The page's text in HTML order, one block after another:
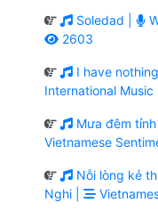
Soledad |
2603
I have
International Music |
Mưa đêm tỉnh
Vietnamese
Nỗi lòng kẻ
Nghi |